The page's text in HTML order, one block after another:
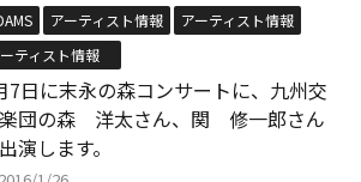
アーティスト情報
アーティスト情報
ティスト情報
7日に末永の森コンサートに、九州交
団の森 洋太さん、関 修一郎さん
演します。